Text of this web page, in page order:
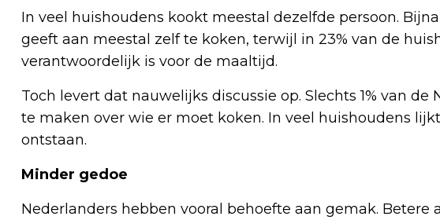
In veel huishoudens kookt meestal dezelfde persoon.
geeft aan meestal zelf te koken, terwijl in 23% van de
verantwoordelijk is voor de maaltijd.
Toch levert dat nauwelijks discussie op. Slechts 1% van
te maken over wie er moet koken. In veel huishoudens
ontstaan.
Minder gedoe
Nederlanders hebben vooral behoefte aan gemak. Betere